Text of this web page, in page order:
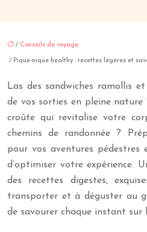
/ Conseils de voyage
/ Pique-nique healthy : recettes légères et
Las des sandwiches ramollis
de vos sorties en pleine nature
croûte qui revitalise votre
chemins de randonnée ?
pour vos aventures pédestres
d’optimiser votre expérience.
des recettes digestes,
transporter et à déguster au
de savourer chaque instant sur